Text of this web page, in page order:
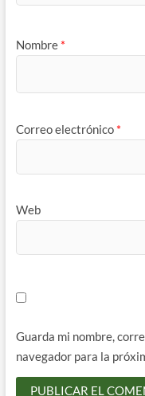
Nombre *
Correo electrónico *
Web
Guarda mi nombre,
navegador para la